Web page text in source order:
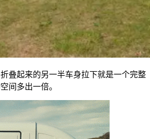
叠起来的另一半车身拉下就是一个完整
间多出一倍。